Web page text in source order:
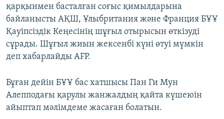
қарқынмен басталған соғыс қимылдарына
байланысты АҚШ, Ұлыбритания және Франция БҰҰ
Қауіпсіздік Кеңесінің шұғыл отырысын өткізуді
сұрады. Шұғыл жиын жексенбі күні өтуі мүмкін
деп хабарлайды AFP.
Бұған дейін БҰҰ бас хатшысы Пан Ги Мун
Алепподағы қарулы жанжалдың қайта күшеюін
айыптап мәлімдеме жасаған болатын.